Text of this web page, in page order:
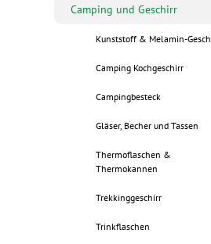
Camping und Geschirr
Kunststoff & Melamin-
Camping Kochgeschirr
Campingbesteck
Gläser, Becher und Tassen
Thermoflaschen &
Thermokannen
Trekkinggeschirr
Trinkflaschen